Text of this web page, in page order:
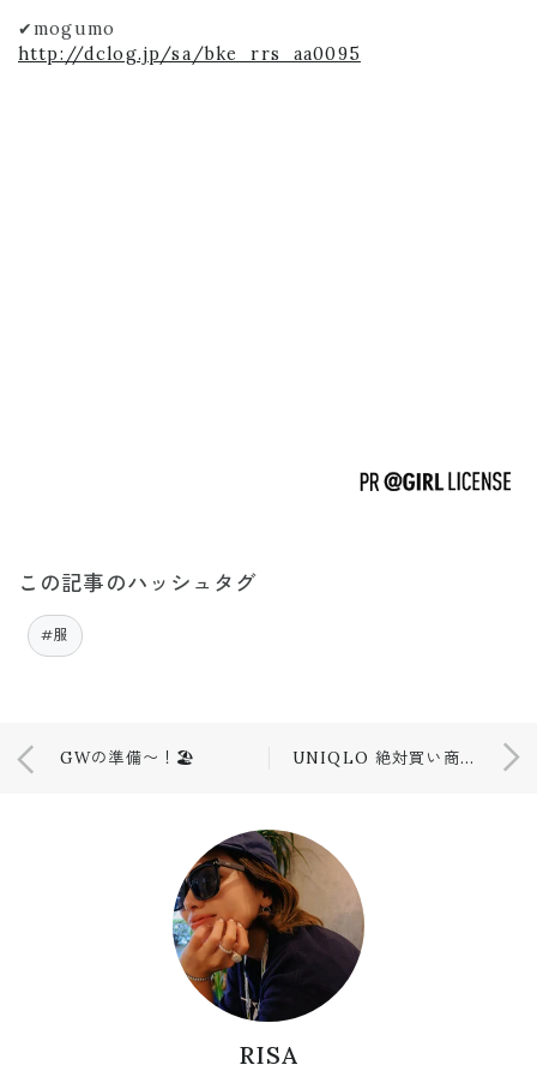
✔︎mogumo
http://dclog.jp/sa/bke_rrs_aa0095
この記事のハッシュタグ
#服
GWの準備〜！🏖 UNIQLO 絶対買い商品🛒❤️‍🔥
RISA